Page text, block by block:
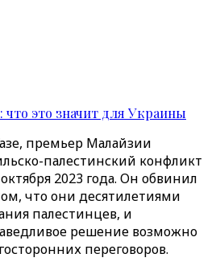
это значит для Украины
премьер Малайзии
палестинский конфликт
2023 года. Он обвинил
что они десятилетиями
палестинцев, и
решение возможно
переговоров.